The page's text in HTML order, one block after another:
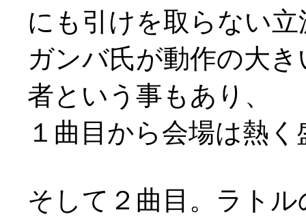
にも引けを取らない
ガンバ氏が動作の大
者という事もあり、
１曲目から会場は熱
そして２曲目。ラト